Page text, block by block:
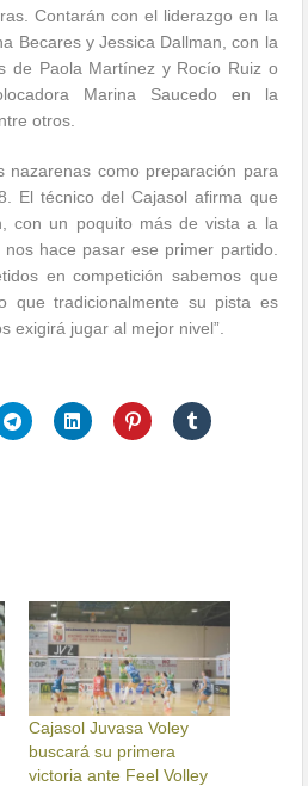
Contarán con el liderazgo en la
Becares y Jessica Dallman, con la
de Paola Martínez y Rocío Ruiz o
Marina Saucedo en la
otros.
nazarenas como preparación para
El técnico del Cajasol afirma que
con un poquito más de vista a la
hace pasar ese primer partido.
en competición sabemos que
que tradicionalmente su pista es
exigirá jugar al mejor nivel”.
Cajasol Juvasa Voley
buscará su primera
victoria ante Feel Volley